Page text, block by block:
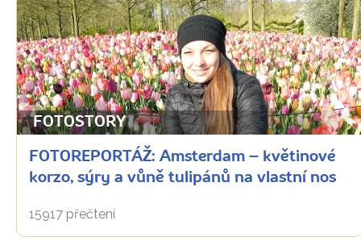
FOTOSTORY
FOTOREPORTÁŽ: Amsterdam – květinové
korzo, sýry a vůně tulipánů na vlastní nos
15917 přečtení